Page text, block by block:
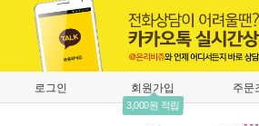
로그인 회원가입
3,000원 적립
주문